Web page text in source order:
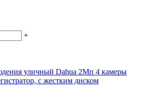
+
уличный Dahua 2Мп 4 камеры
с жестким диском